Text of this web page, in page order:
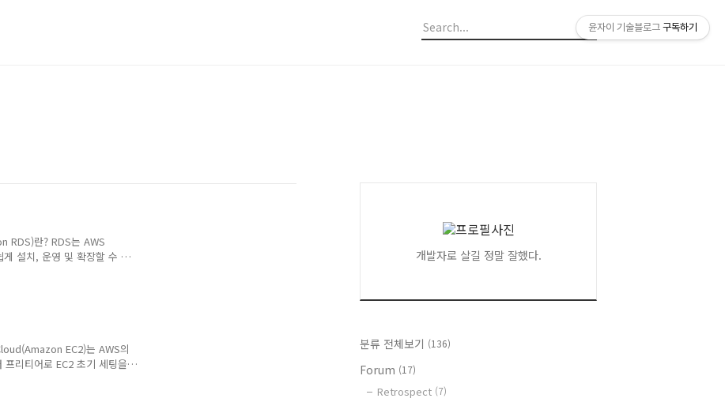
란? RDS는 AWS
설치, 운영 및 확장할 수 있
>[네트워크 및 보안] 보
내에 직접 서버를 설치하는
후 이미지 설명을 따라온다.
EC2)는 AWS의
리티어로 EC2 초기 세팅을
팅 참조) 메인화면에서 오
를 선택한다. 그럼 EC2 대
개발자로 살길 정말 잘했다.
분류 전체보기 (136)
Forum (17)
Retrospect (7)
윤자이 기술블로그 구독하기